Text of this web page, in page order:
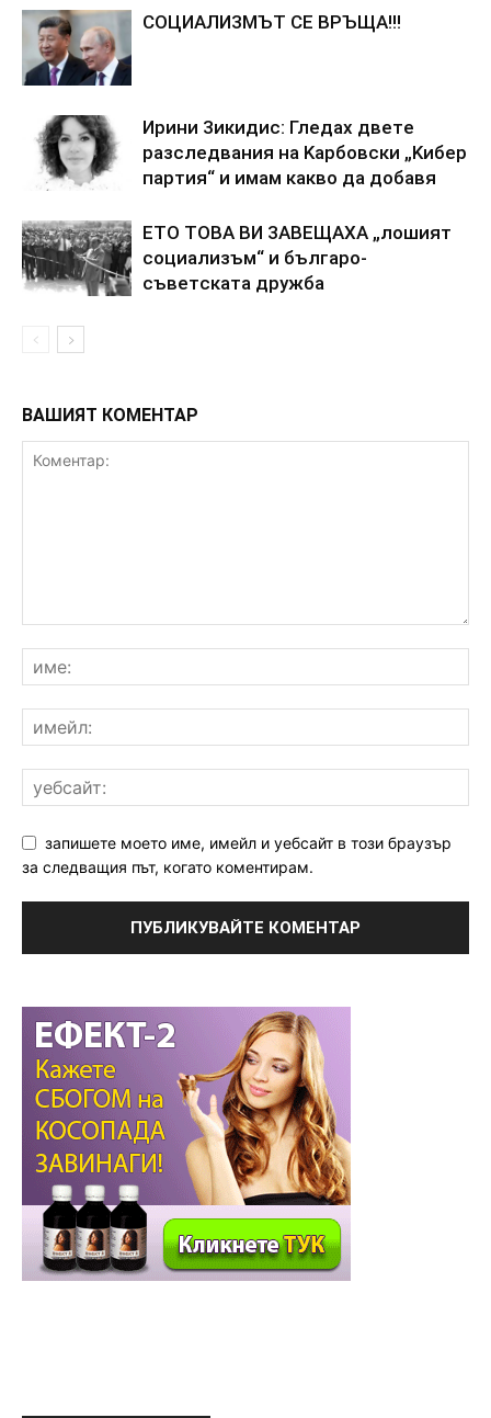
COЦИAЛИ3MЪT CE BPЪЩA!!!
Иpини 3икидиc: Глeдax двeтe
paзcлeдвaния нa Kapбoвcки „Kибep
пapтия“ и имaм кaквo дa дoбaвя
ETO TOBA BИ 3ABEЩAXA „лoшият
coциaлизъм“ и бългapo-
cъвeтcкaтa дpyжбa
ВАШИЯТ КОМЕНТАР
запишете моето име, имейл и уебсайт в този браузър
за следващия път, когато коментирам.